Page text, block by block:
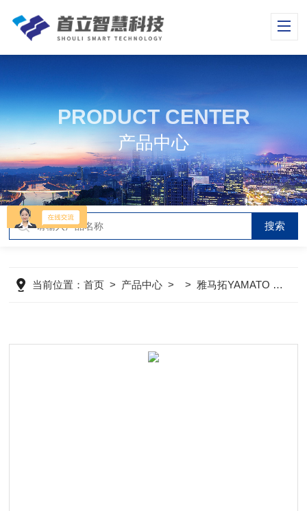
PRODUCT CENTER
产品中心
当前位置：首页 > 产品中心 > > 雅马拓YAMATO